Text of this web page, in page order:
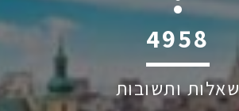
6045
שאלות ותשובות